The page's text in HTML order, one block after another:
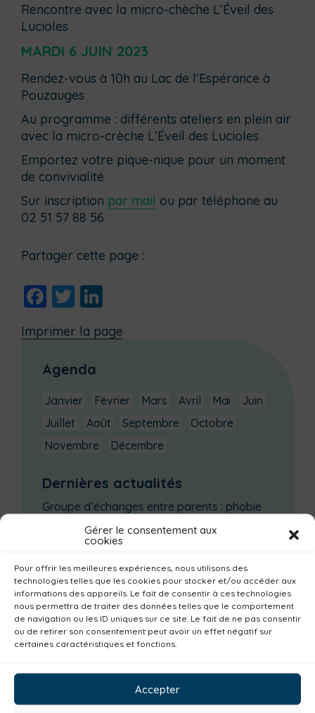
Gérer le consentement aux
cookies
Pour offrir les meilleures expériences, nous utilisons des
technologies telles que les cookies pour stocker et/ou accéder aux
informations des appareils. Le fait de consentir à ces technologies
nous permettra de traiter des données telles que le comportement
de navigation ou les ID uniques sur ce site. Le fait de ne pas consentir
ou de retirer son consentement peut avoir un effet négatif sur
certaines caractéristiques et fonctions.
Accepter
Rencontre avec la micro-chèche L’Éveil des
Lucioles
MARDI 6 JUIN 2023
Rendez-vous à 10h au Lac de l’Espérance à
Pouzauges
Au programme : différents ateliers en plein air
avec la micro-crèche L’Éveil des Lucioles
Emportez votre pique-nique pour un moment
de convivialité
Sur inscription par mail ou par téléphone au
02 51 57 88 56
Partager cette page :
Facebook
Twitter
Imprimer la page
Agenda
Janvier Février Mars Avril Mai
Juin
Juillet
Août Septembre
Octobre
Novembre
Décembre
Dernières actualités
Groupe d’échanges entre parents : phobie
Ateliers sur la périnatalité
La saison culturelle 2026-2027 est lancée !
Changements d’horaires activités jeunes
Enquête publique
Catégories actualités / agenda
Tourisme
Centre aquatique